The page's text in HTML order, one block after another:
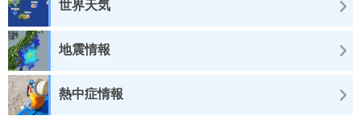
世界天気
地震情報
熱中症情報